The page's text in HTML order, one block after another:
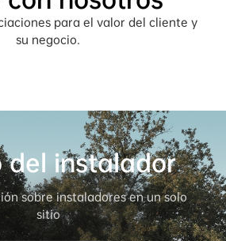
para el valor del cliente y
su negocio.
del instalador
sobre instaladores en un solo
sitio